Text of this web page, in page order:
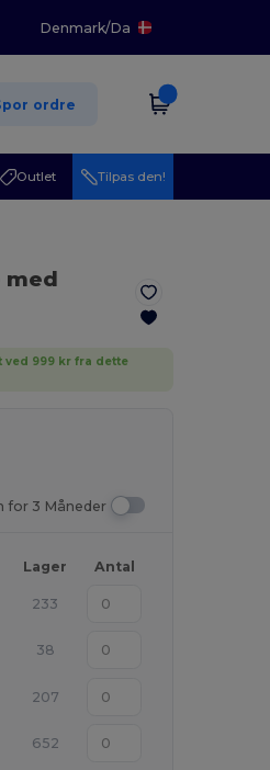
Denmark/Da
ordre
Outlet Tilpas den!
ved 999 kr fra dette
for 3 Måneder
Lager Antal
233
38
207
652